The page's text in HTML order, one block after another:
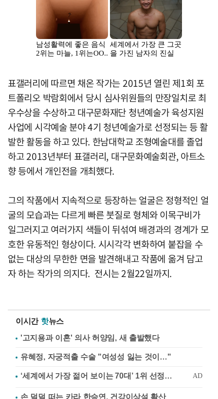
표갤러리에 따르면 채온 작가는 2015년 열린 제1회 포
트폴리오 박람회에서 당시 심사위원들의 만장일치로 최
우수상을 수상하고 대구문화재단 청년예술가 육성지원
사업에 시각예술 분야 4기 청년예술가로 선정되는 등 활
발한 활동을 하고 있다. 한남대학교 조형예술대를 졸업
하고 2013년부터 표갤러리, 대구문화예술회관, 아트소
향 등에서 개인전을 개최했다.
그의 작품에서 지속적으로 등장하는 얼굴은 정형적인 얼
굴의 모습과는 다르게 빠른 붓질로 형체와 이목구비가
일그러지고 여러가지 색들이 뒤섞여 배경과의 경계가 모
호한 유동적인 형상이다. 시시각각 변화하여 붙잡을 수
없는 대상의 무한한 면을 발견해내고 작품에 옮겨 담고
자 하는 작가의 의지다. 전시는 2월22일까지.
이시간 핫뉴스
'고지용과 이혼' 의사 허양임, 새 출발했다
유혜정, 자궁적출 수술 "여성성 잃는 것이…"
손 덜덜 떠는 카라 한승연, 건강이상설 확산